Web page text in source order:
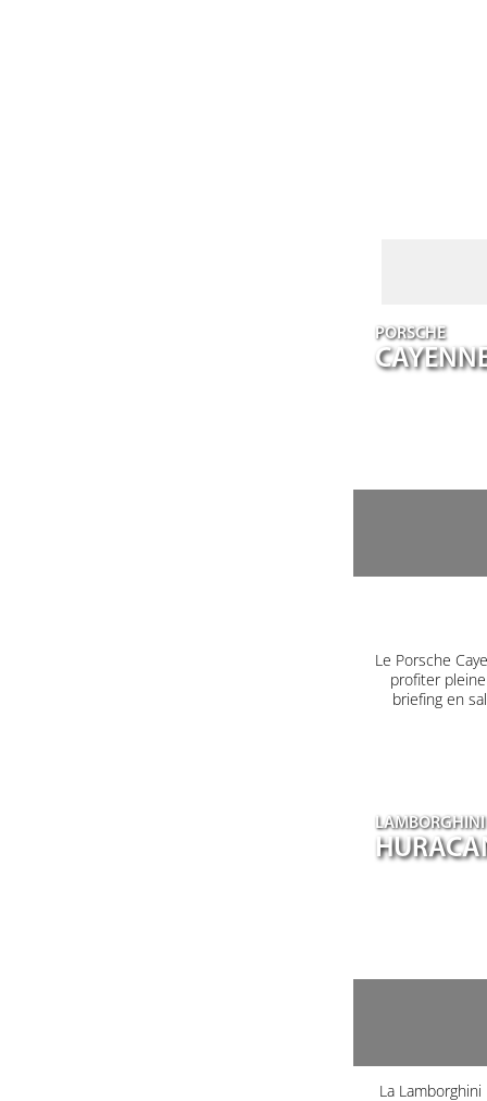
PORSCHE
Le Porsche
profiter
briefing en
LAMBORGHINI
La